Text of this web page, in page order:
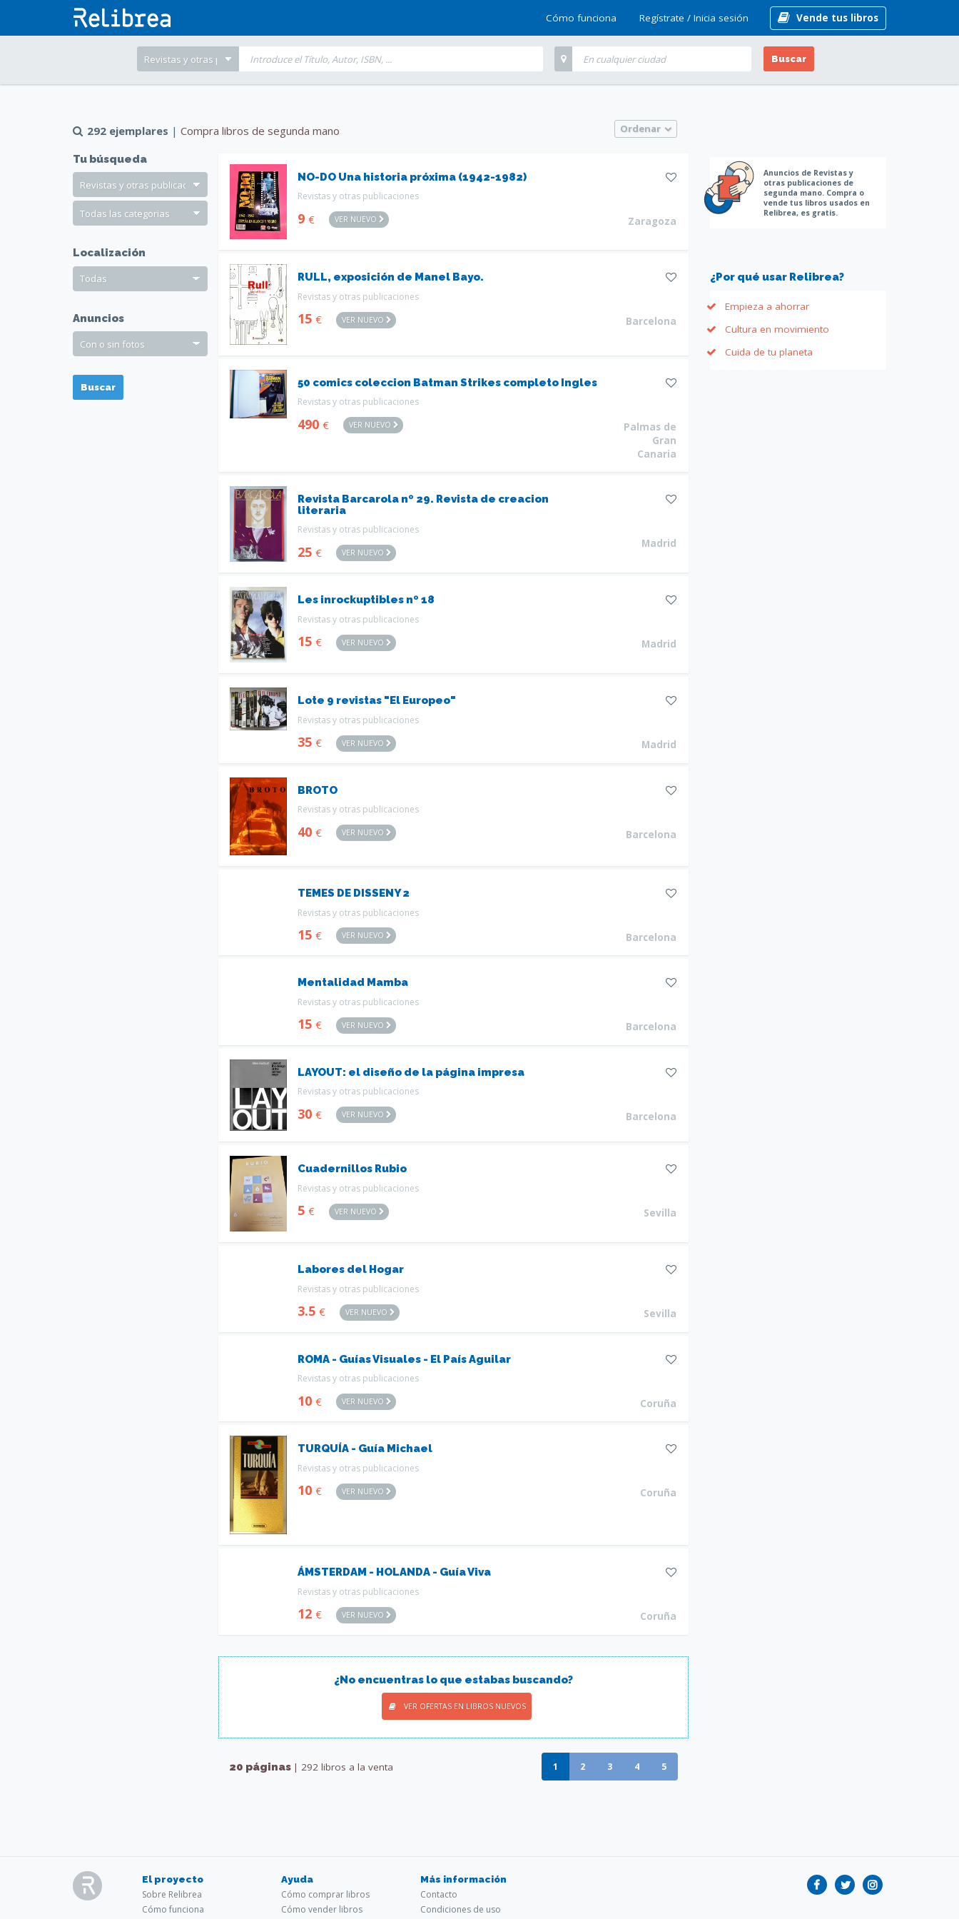
Cómo funciona Regístrate / Inicia sesión Vende tus libros
Buscar
292 ejemplares | Compra libros de segunda mano Ordenar
Tu búsqueda
Localización
Anuncios
Buscar
NO-DO Una historia próxima (1942-1982)
Revistas y otras publicaciones
9 € VER NUEVO Zaragoza
RULL, exposición de Manel Bayo.
Revistas y otras publicaciones
15 € VER NUEVO Barcelona
50 comics coleccion Batman Strikes completo Ingles
Revistas y otras publicaciones
490 € VER NUEVO
Palmas de
Gran
Canaria
Revista Barcarola nº 29. Revista de creacion
literaria
Revistas y otras publicaciones
25 € VER NUEVO
Madrid
Les inrockuptibles nº 18
Revistas y otras publicaciones
15 € VER NUEVO Madrid
Lote 9 revistas "El Europeo"
Revistas y otras publicaciones
35 € VER NUEVO Madrid
BROTO
Revistas y otras publicaciones
40 € VER NUEVO Barcelona
TEMES DE DISSENY 2
Revistas y otras publicaciones
15 € VER NUEVO Barcelona
Mentalidad Mamba
Revistas y otras publicaciones
15 € VER NUEVO Barcelona
LAYOUT: el diseño de la página impresa
Revistas y otras publicaciones
30 € VER NUEVO Barcelona
Cuadernillos Rubio
Revistas y otras publicaciones
5 € VER NUEVO Sevilla
Labores del Hogar
Revistas y otras publicaciones
3.5 € VER NUEVO Sevilla
ROMA - Guías Visuales - El País Aguilar
Revistas y otras publicaciones
10 € VER NUEVO Coruña
TURQUÍA - Guía Michael
Revistas y otras publicaciones
10 € VER NUEVO Coruña
ÁMSTERDAM - HOLANDA - Guía Viva
Revistas y otras publicaciones
12 € VER NUEVO Coruña
¿No encuentras lo que estabas buscando?
VER OFERTAS EN LIBROS NUEVOS
20 páginas | 292 libros a la venta 1 2 3 4 5
Anuncios de Revistas y
otras publicaciones de
segunda mano. Compra o
vende tus libros usados en
Relibrea, es gratis.
¿Por qué usar Relibrea?
Empieza a ahorrar
Cultura en movimiento
Cuida de tu planeta
El proyecto
Sobre Relibrea
Cómo funciona
Ayuda
Cómo comprar libros
Cómo vender libros
Más información
Contacto
Condiciones de uso